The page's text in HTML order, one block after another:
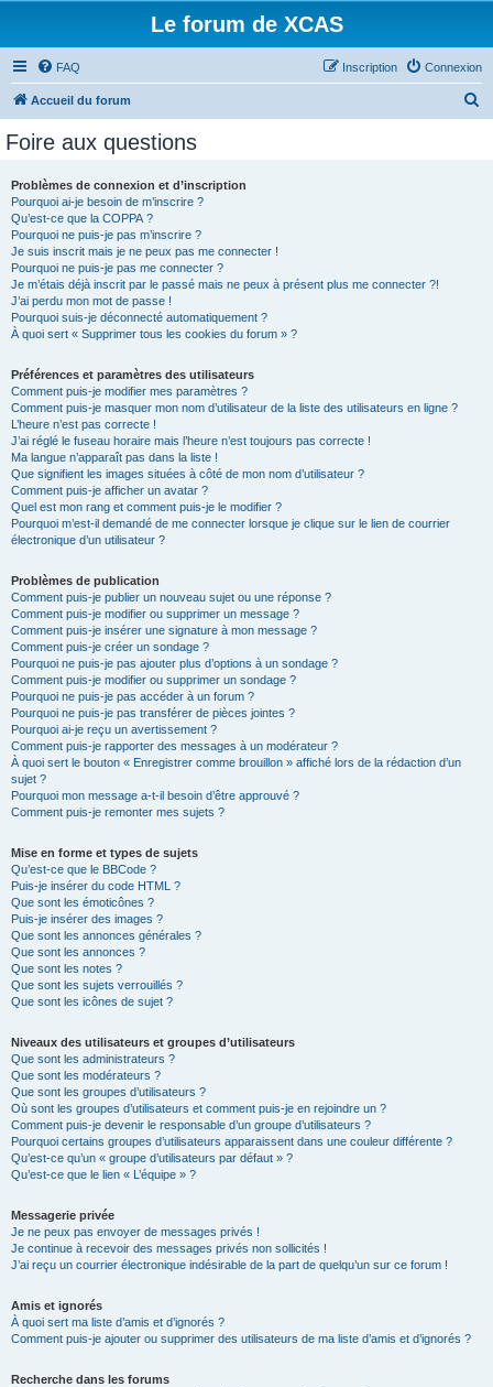
Le forum de XCAS
FAQ Connexion
Inscription
Accueil du forum
Foire aux questions
Problèmes de connexion et d’inscription
Pourquoi ai-je besoin de m’inscrire ?
Qu’est-ce que la COPPA ?
Pourquoi ne puis-je pas m’inscrire ?
Je suis inscrit mais je ne peux pas me connecter !
Pourquoi ne puis-je pas me connecter ?
Je m’étais déjà inscrit par le passé mais ne peux à présent plus me connecter ?!
J’ai perdu mon mot de passe !
Pourquoi suis-je déconnecté automatiquement ?
À quoi sert « Supprimer tous les cookies du forum » ?
Préférences et paramètres des utilisateurs
Comment puis-je modifier mes paramètres ?
Comment puis-je masquer mon nom d’utilisateur de la liste des utilisateurs en ligne ?
L’heure n’est pas correcte !
J’ai réglé le fuseau horaire mais l’heure n’est toujours pas correcte !
Ma langue n’apparaît pas dans la liste !
Que signifient les images situées à côté de mon nom d’utilisateur ?
Comment puis-je afficher un avatar ?
Quel est mon rang et comment puis-je le modifier ?
Pourquoi m’est-il demandé de me connecter lorsque je clique sur le lien de courrier
électronique d’un utilisateur ?
Problèmes de publication
Comment puis-je publier un nouveau sujet ou une réponse ?
Comment puis-je modifier ou supprimer un message ?
Comment puis-je insérer une signature à mon message ?
Comment puis-je créer un sondage ?
Pourquoi ne puis-je pas ajouter plus d’options à un sondage ?
Comment puis-je modifier ou supprimer un sondage ?
Pourquoi ne puis-je pas accéder à un forum ?
Pourquoi ne puis-je pas transférer de pièces jointes ?
Pourquoi ai-je reçu un avertissement ?
Comment puis-je rapporter des messages à un modérateur ?
À quoi sert le bouton « Enregistrer comme brouillon » affiché lors de la rédaction d’un
sujet ?
Pourquoi mon message a-t-il besoin d’être approuvé ?
Comment puis-je remonter mes sujets ?
Mise en forme et types de sujets
Qu’est-ce que le BBCode ?
Puis-je insérer du code HTML ?
Que sont les émoticônes ?
Puis-je insérer des images ?
Que sont les annonces générales ?
Que sont les annonces ?
Que sont les notes ?
Que sont les sujets verrouillés ?
Que sont les icônes de sujet ?
Niveaux des utilisateurs et groupes d’utilisateurs
Que sont les administrateurs ?
Que sont les modérateurs ?
Que sont les groupes d’utilisateurs ?
Où sont les groupes d’utilisateurs et comment puis-je en rejoindre un ?
Comment puis-je devenir le responsable d’un groupe d’utilisateurs ?
Pourquoi certains groupes d’utilisateurs apparaissent dans une couleur différente ?
Qu’est-ce qu’un « groupe d’utilisateurs par défaut » ?
Qu’est-ce que le lien « L’équipe » ?
Messagerie privée
Je ne peux pas envoyer de messages privés !
Je continue à recevoir des messages privés non sollicités !
J’ai reçu un courrier électronique indésirable de la part de quelqu’un sur ce forum !
Amis et ignorés
À quoi sert ma liste d’amis et d’ignorés ?
Comment puis-je ajouter ou supprimer des utilisateurs de ma liste d’amis et d’ignorés ?
Recherche dans les forums